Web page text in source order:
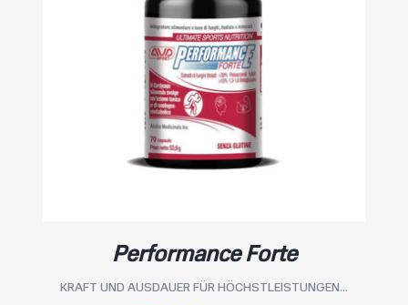
Performance Forte
KRAFT UND AUSDAUER FÜR HÖCHSTLEISTUNGEN...